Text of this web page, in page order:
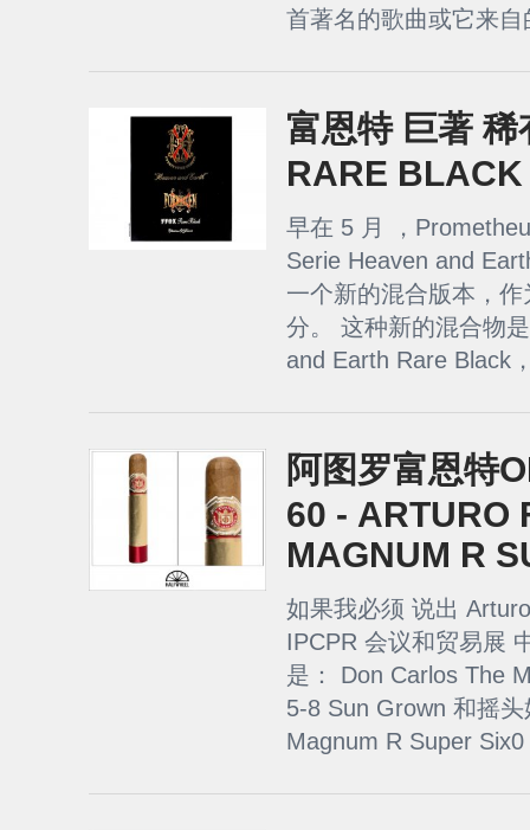
首著名的歌曲或它来
富恩特 巨著
RARE BLACK
早在 5 月 ，
Serie Heaven and
一个新的混合版本，
分。 这种新的混合物
and Earth Rare Black
阿图罗富恩特
60 - ARTURO
MAGNUM R
如果我必须 说出
IPCPR 会议和贸易展
是： Don Carlos The
5-8 Sun Grown 和摇
Magnum R Super